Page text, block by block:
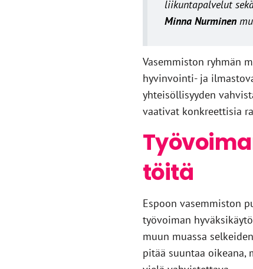
liikuntapalvelut
Minna Nurminen
Vasemmiston ryhmän
hyvinvointi- ja
yhteisöllisyyden
vaativat konkreettisia
töitä
Espoon vasemmiston
työvoiman
muun muassa
pitää suuntaa oikeana,